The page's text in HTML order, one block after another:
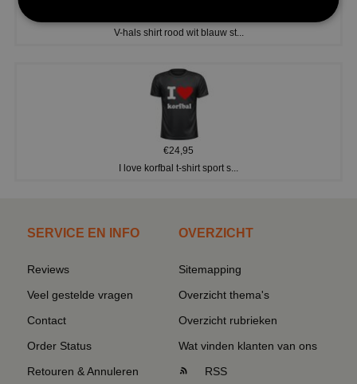
V-hals shirt rood wit blauw st...
€24,95
I love korfbal t-shirt sport s...
SERVICE EN INFO
Reviews
Veel gestelde vragen
Contact
Order Status
Retouren & Annuleren
OVERZICHT
Sitemapping
Overzicht thema's
Overzicht rubrieken
Wat vinden klanten van ons
RSS